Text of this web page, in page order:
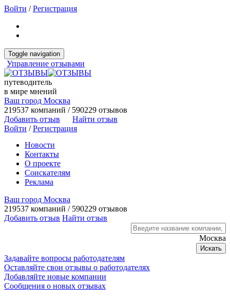
Войти /Регистрация
Toggle navigation
Управление отзывами
путеводитель
в мире мнений
Ваш город Москва
219537 компаний / 590229 отзывов
Добавить отзыв
Найти отзыв
Войти /Регистрация
Новости
Контакты
О проекте
Соискателям
Реклама
Ваш город Москва
219537 компаний / 590229 отзывов
Добавить отзыв Найти отзыв
Москва
Искать
Задавайте вопросы работодателям
Оставляйте свои отзывы о работодателях
Добавляйте новые компании
Сообщения о новых отзывах